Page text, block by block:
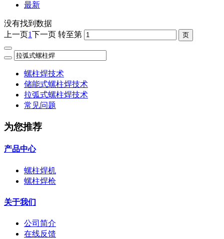
最新
没有找到数据
上一页1下一页 转至第
螺柱焊技术
储能式螺柱焊技术
拉弧式螺柱焊技术
常见问题
为您推荐
产品中心
螺柱焊机
螺柱焊枪
关于我们
公司简介
在线反馈